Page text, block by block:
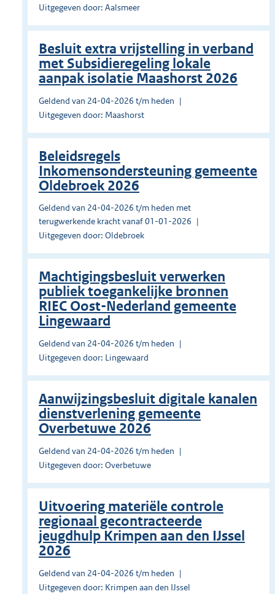
Uitgegeven door: Aalsmeer
Besluit extra vrijstelling in verband
met Subsidieregeling lokale
aanpak isolatie Maashorst 2026
Geldend van 24-04-2026 t/m heden
Uitgegeven door: Maashorst
Beleidsregels
Inkomensondersteuning gemeente
Oldebroek 2026
Geldend van 24-04-2026 t/m heden met
terugwerkende kracht vanaf 01-01-2026
Uitgegeven door: Oldebroek
Machtigingsbesluit verwerken
publiek toegankelijke bronnen
RIEC Oost-Nederland gemeente
Lingewaard
Geldend van 24-04-2026 t/m heden
Uitgegeven door: Lingewaard
Aanwijzingsbesluit digitale kanalen
dienstverlening gemeente
Overbetuwe 2026
Geldend van 24-04-2026 t/m heden
Uitgegeven door: Overbetuwe
Uitvoering materiële controle
regionaal gecontracteerde
jeugdhulp Krimpen aan den IJssel
2026
Geldend van 24-04-2026 t/m heden
Uitgegeven door: Krimpen aan den IJssel